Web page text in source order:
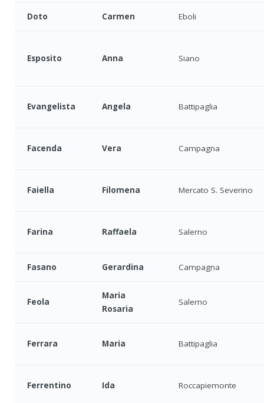
Doto Carmen Eboli
Esposito Anna Siano
Evangelista Angela Battipaglia
Facenda Vera Campagna
Faiella Filomena Mercato S. Severino
Farina Raffaela Salerno
Fasano Gerardina Campagna
Feola
Maria
Rosaria
Salerno
Ferrara Maria Battipaglia
Ferrentino Ida Roccapiemonte